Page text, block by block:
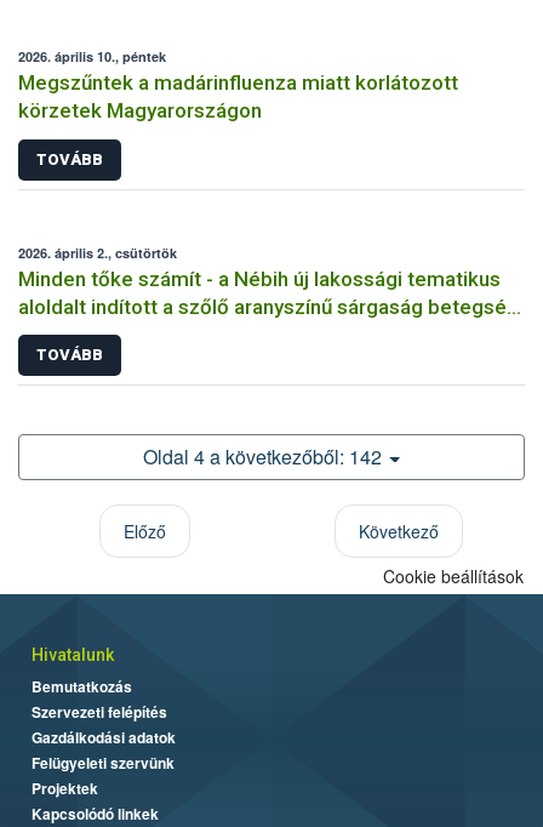
2026. április 10., péntek
Megszűntek a madárinfluenza miatt korlátozott
körzetek Magyarországon
TOVÁBB
2026. április 2., csütörtök
Minden tőke számít - a Nébih új lakossági tematikus
aloldalt indított a szőlő aranyszínű sárgaság betegség
megfékezése érdekében
TOVÁBB
Oldal 4 a következőből: 142
Előző
Következő
Cookie beállítások
Hivatalunk
Bemutatkozás
Szervezeti felépítés
Gazdálkodási adatok
Felügyeleti szervünk
Projektek
Kapcsolódó linkek